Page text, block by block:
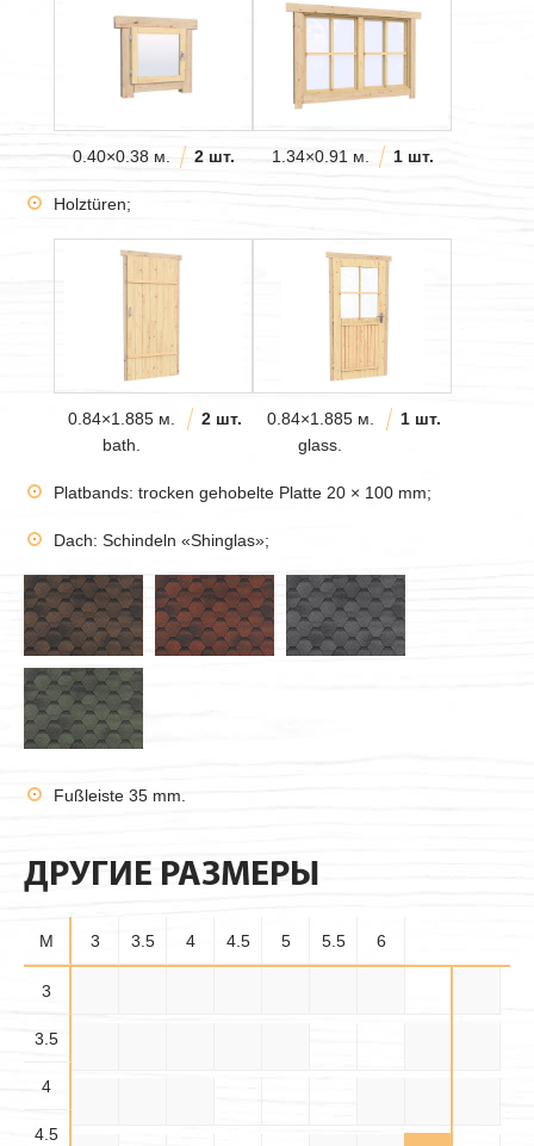
0.40×0.38 м. 2 шт. 1.34×0.91 м. 1 шт.
Holztüren;
0.84×1.885 м.
bath.
2 шт.
0.84×1.885 м.
glass.
1 шт.
Platbands: trocken gehobelte Platte 20 × 100 mm;
Dach: Schindeln «Shinglas»;
Fußleiste 35 mm.
ДРУГИЕ РАЗМЕРЫ
M 3 3.5 4 4.5 5 5.5 6
3
3.5
4
4.5